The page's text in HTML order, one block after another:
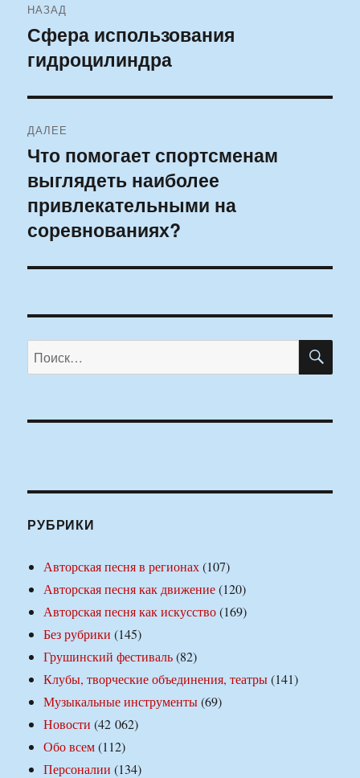
по
записям
НАЗАД
Предыдущая
запись:
Сфера использования
гидроцилиндра
ДАЛЕЕ
Следующая
запись:
Что помогает спортсменам
выглядеть наиболее
привлекательными на
соревнованиях?
Искать:
РУБРИКИ
Авторская песня в регионах(107)
Авторская песня как движение(120)
Авторская песня как искусство(169)
Без рубрики (145)
Грушинский фестиваль(82)
Клубы, творческие объединения, театры(141)
Музыкальные инструменты(69)
Новости (42 062)
Обо всем(112)
Персоналии (134)